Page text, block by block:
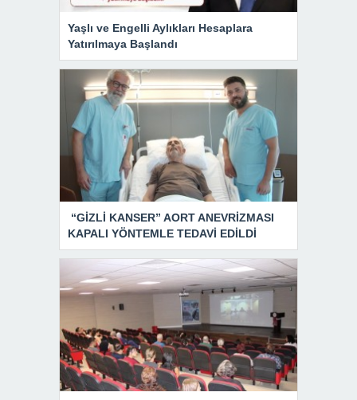
Yaşlı ve Engelli Aylıkları Hesaplara
Yatırılmaya Başlandı
“GİZLİ KANSER” AORT ANEVRİZMASI
KAPALI YÖNTEMLE TEDAVİ EDİLDİ